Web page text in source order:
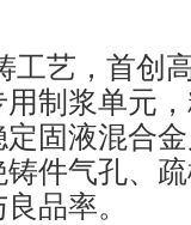
工艺，首创
制浆单元
固液混合
件气孔、
品率。